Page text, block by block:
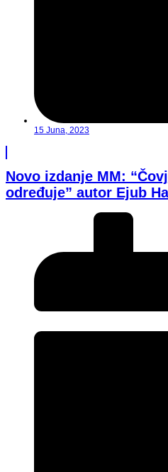
15 Juna, 2023
Novo izdanje MM:
određuje” autor Ejub